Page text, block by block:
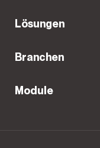
Lösungen
Branchen
Module